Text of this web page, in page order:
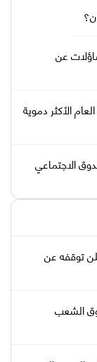
عن
صحافة في قلب خطوط النار .. لجنة دولية: 2025 العام الأكثر دموية
الاجتماعي
توقفه عن
الشعب